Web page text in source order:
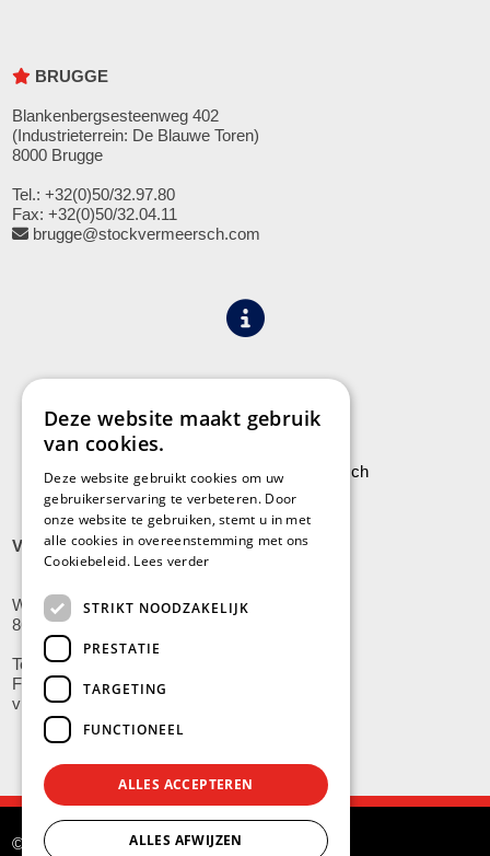
BRUGGE
Blankenbergsesteenweg 402
(Industrieterrein: De Blauwe Toren)
8000 Brugge
Tel.: +32(0)50/32.97.80
Fax: +32(0)50/32.04.11
brugge@stockvermeersch.com
Leveringen aan Stock Vermeersch
VLADSLO
Wijnendalestraat 200
8600 Vladslo - Diksmuide
Tel: +32(0)51/59.10.00
Fax: +32(0)51/58.21.99
vladslo@stockvermeersch.com
© Stock Américain Vermeersch
Deze website maakt gebruik
van cookies.
Deze website gebruikt cookies om uw
gebruikerservaring te verbeteren. Door
onze website te gebruiken, stemt u in met
alle cookies in overeenstemming met ons
Cookiebeleid. Lees verder
STRIKT NOODZAKELIJK
PRESTATIE
TARGETING
FUNCTIONEEL
ALLES ACCEPTEREN
ALLES AFWIJZEN